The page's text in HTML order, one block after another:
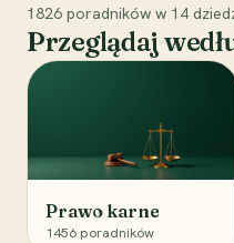
1826 poradników w 14
Przeglądaj
Prawo karne
1456 poradników